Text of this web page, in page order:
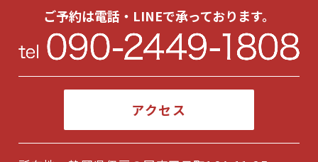
2024年12月(1)
2024年8月(1)
2024年6月(2)
ご予約は電話・LINEで承っております。
アクセス